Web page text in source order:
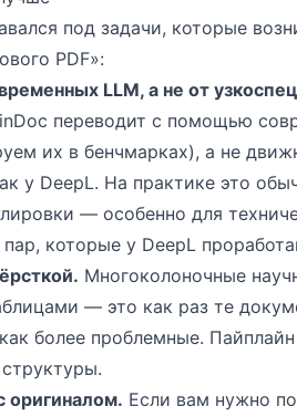
под задачи, которые
PDF»:
LLM, а не от
переводит с помощью
их в бенчмарках), а не
у DeepL. На практике это
— особенно для
которые у DeepL
Многоколоночные
— это как раз те
более проблемные.
оригиналом. Если вам нужно